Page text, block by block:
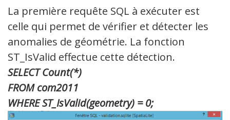
La première requête SQL à exécuter est
celle qui permet de vérifier et détecter les
anomalies de géométrie. La fonction
ST_IsValid effectue cette détection.
SELECT Count(*)
FROM com2011
WHERE ST_IsValid(geometry) = 0;